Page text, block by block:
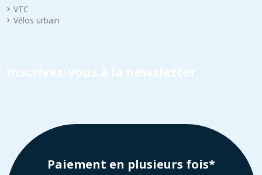
VTC
Vélos urbain
Inscrivez-vous à la newsletter
Paiement en plusieurs fois*